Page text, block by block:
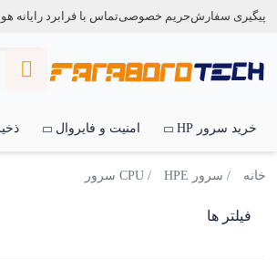
پیگیری سفارشحریم خصوصیتماس با فرابرد رایانه
خرید سرور HP امنیت و فایروال
خانه / سرور HPE / CPU سرور
فیلتر ها